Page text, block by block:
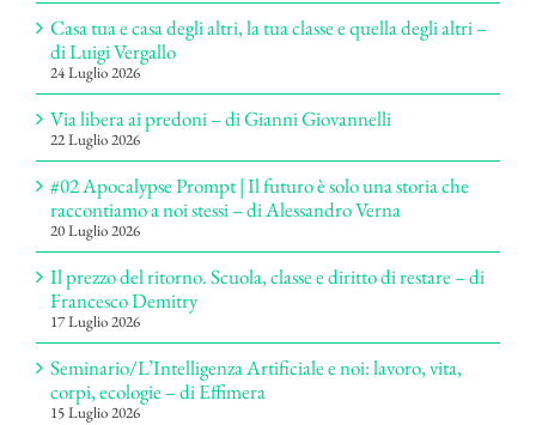
Casa tua e casa degli altri, la tua classe e quella degli altri –
di Luigi Vergallo
24 Luglio 2026
Via libera ai predoni – di Gianni Giovannelli
22 Luglio 2026
#02 Apocalypse Prompt | Il futuro è solo una storia che
raccontiamo a noi stessi – di Alessandro Verna
20 Luglio 2026
Il prezzo del ritorno. Scuola, classe e diritto di restare – di
Francesco Demitry
17 Luglio 2026
Seminario/L’Intelligenza Artificiale e noi: lavoro, vita,
corpi, ecologie – di Effimera
15 Luglio 2026